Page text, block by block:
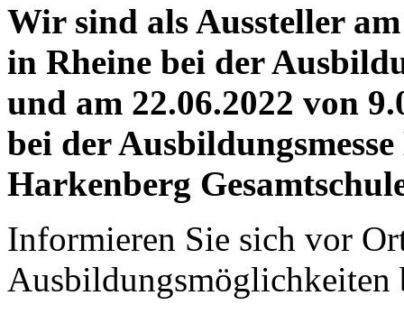
Wir sind als Aussteller
in Rheine bei der
und am 22.06.2022 von
bei der
Harkenberg
Informieren Sie sich vor
Ausbildungsmöglichkeiten